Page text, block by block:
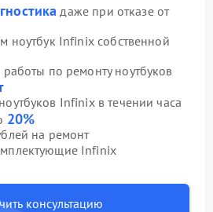
даже при отказе от
ноутбук Infinix собственной
по ремонту ноутбуков
Infinix в течении часа
20%
на ремонт
Infinix
консультацию